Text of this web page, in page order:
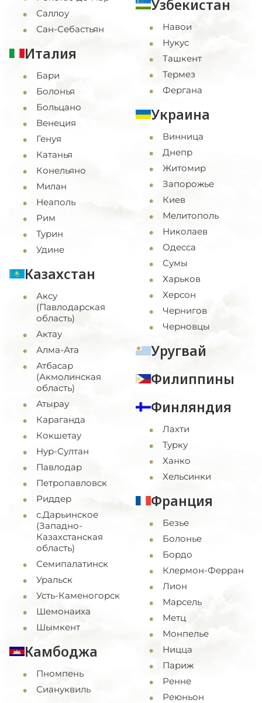
Саллоу
Сан-Себастьян
Италия
Бари
Болонья
Больцано
Венеция
Генуя
Катанья
Конельяно
Милан
Неаполь
Рим
Турин
Удине
Казахстан
Аксу
(Павлодарская
область)
Актау
Алма-Ата
Атбасар
(Акмолинская
область)
Атырау
Караганда
Кокшетау
Нур-Султан
Павлодар
Петропавловск
Риддер
с.Дарьинское
(Западно-
Казахстанская
область)
Семипалатинск
Уральск
Усть-Каменогорск
Шемонаиха
Шымкент
Камбоджа
Пномпень
Сиануквиль
Узбекистан
Навои
Нукус
Ташкент
Термез
Фергана
Украина
Винница
Днепр
Житомир
Запорожье
Киев
Мелитополь
Николаев
Одесса
Сумы
Харьков
Херсон
Чернигов
Черновцы
Уругвай
Филиппины
Финляндия
Лахти
Турку
Ханко
Хельсинки
Франция
Безье
Болонье
Бордо
Клермон-Ферран
Лион
Марсель
Метц
Монпелье
Ницца
Париж
Ренне
Реюньон